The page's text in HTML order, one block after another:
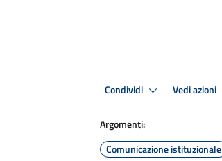
Condividi Vedi azioni
Argomenti:
Comunicazione istituzionale